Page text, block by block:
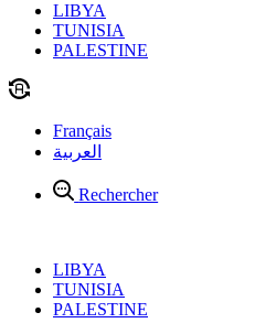
LIBYA
TUNISIA
PALESTINE
Français
العربية
Rechercher
LIBYA
TUNISIA
PALESTINE